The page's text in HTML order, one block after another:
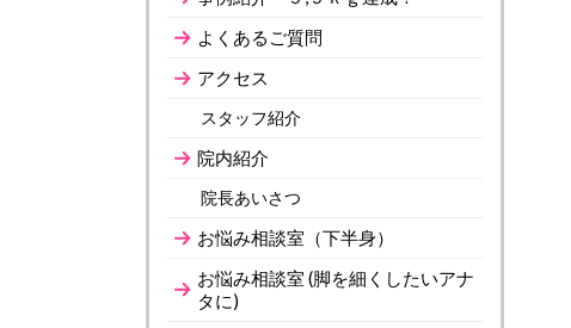
よくあるご質問
アクセス
スタッフ紹介
院内紹介
院長あいさつ
お悩み相談室（下半身）
お悩み相談室 (脚を細くしたいアナ
タに)